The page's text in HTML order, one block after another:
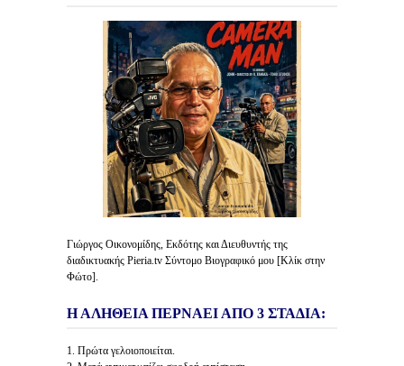
Γιώργος Οικονομίδης, Εκδότης και Διευθυντής της
διαδικτυακής Pieria.tv Σύντομο Βιογραφικό μου [Κλίκ στην
Φώτο].
Η ΑΛΗΘΕΙΑ ΠΕΡΝΑΕΙ ΑΠΟ 3 ΣΤΑΔΙΑ:
1. Πρώτα γελοιοποιείται.